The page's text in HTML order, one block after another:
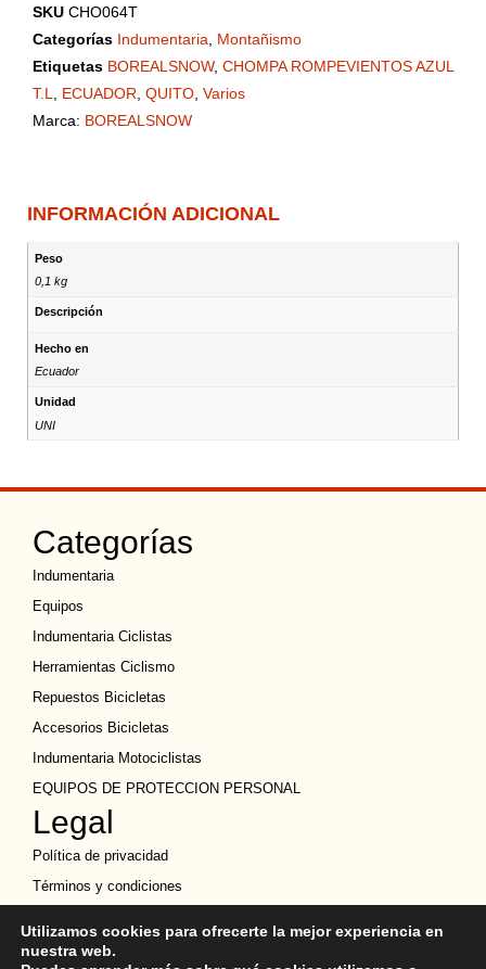
SKU CHO064T
Categorías Indumentaria
Montañismo
Etiquetas BOREALSNOW, CHOMPA ROMPEVIENTOS AZUL
T.L
ECUADOR QUITO Varios
Marca: BOREALSNOW
INFORMACIÓN ADICIONAL
Peso
0,1 kg
Descripción
Hecho en
Ecuador
Unidad
UNI
Categorías
Indumentaria
Equipos
Indumentaria Ciclistas
Herramientas Ciclismo
Repuestos Bicicletas
Accesorios Bicicletas
Indumentaria Motociclistas
EQUIPOS DE PROTECCION PERSONAL
Legal
Política de privacidad
Términos y condiciones
Política de devoluciones
Utilizamos cookies para ofrecerte la mejor experiencia en
nuestra web.